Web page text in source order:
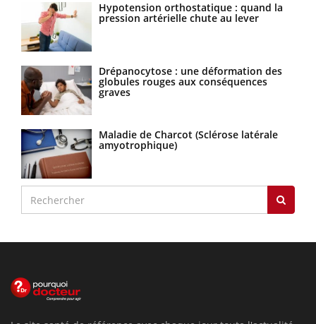
Hypotension orthostatique : quand la
pression artérielle chute au lever
Drépanocytose : une déformation des
globules rouges aux conséquences
graves
Maladie de Charcot (Sclérose latérale
amyotrophique)